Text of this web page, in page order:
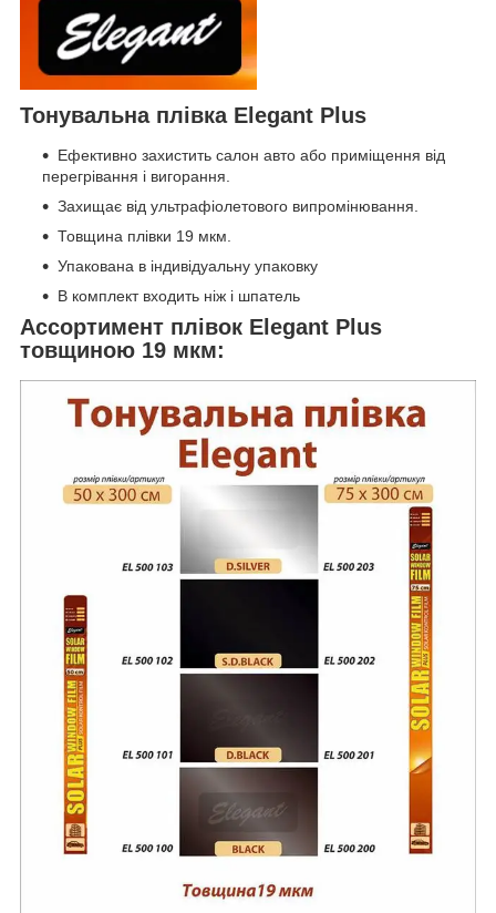
Тонувальна плівка Elegant Plus
Ефективно захистить салон авто або приміщення від
перегрівання і вигорання.
Захищає від ультрафіолетового випромінювання.
Товщина плівки 19 мкм.
Упакована в індивідуальну упаковку
В комплект входить ніж і шпатель
Ассортимент плівок Elegant Plus
товщиною 19 мкм: